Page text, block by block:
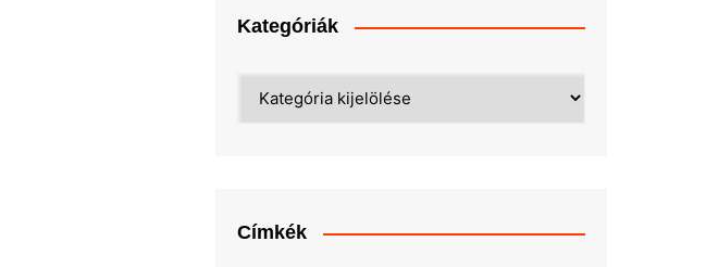
Kategóriák
Címkék